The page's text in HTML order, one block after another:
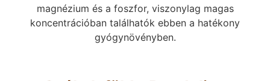
magnézium és a foszfor, viszonylag magas
koncentrációban találhatók ebben a hatékony
gyógynövényben.